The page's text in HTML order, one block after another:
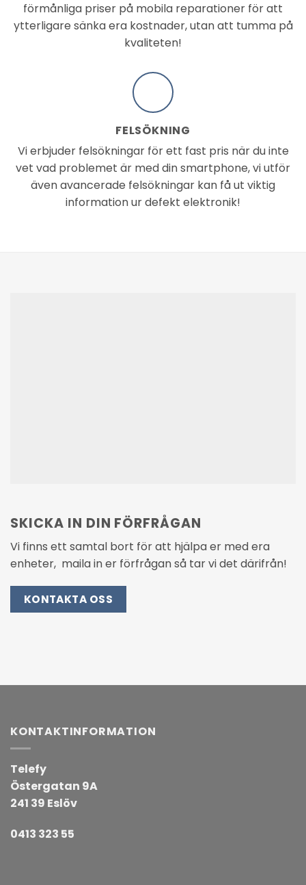
förmånliga priser på mobila reparationer för att
ytterligare sänka era kostnader, utan att tumma på
kvaliteten!
FELSÖKNING
Vi erbjuder felsökningar för ett fast pris när du inte
vet vad problemet är med din smartphone, vi utför
även avancerade felsökningar kan få ut viktig
information ur defekt elektronik!
SKICKA IN DIN FÖRFRÅGAN
Vi finns ett samtal bort för att hjälpa er med era
enheter, maila in er förfrågan så tar vi det därifrån!
KONTAKTA OSS
KONTAKTINFORMATION
Telefy
Östergatan 9A
241 39 Eslöv
0413 323 55